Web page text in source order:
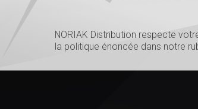
NORIAK Distribution respecte
la politique énoncée dans notre